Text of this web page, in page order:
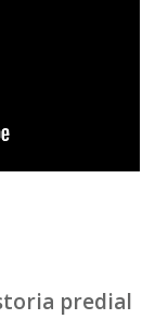
predial